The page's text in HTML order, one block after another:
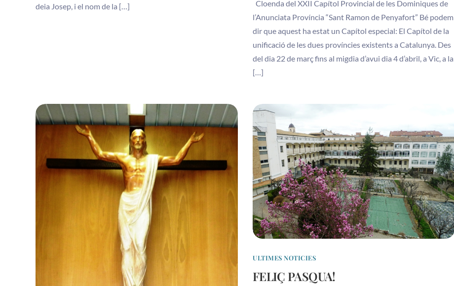
deia Josep, i el nom de la […]
Cloenda del XXII Capítol Provincial de les Dominiques de
l’Anunciata Província “Sant Ramon de Penyafort” Bé podem
dir que aquest ha estat un Capítol especial: El Capítol de la
unificació de les dues províncies existents a Catalunya. Des
del dia 22 de març fins al migdia d’avui dia 4 d’abril, a Vic, a la
[…]
ULTIMES NOTICIES
FELIÇ PASQUA!